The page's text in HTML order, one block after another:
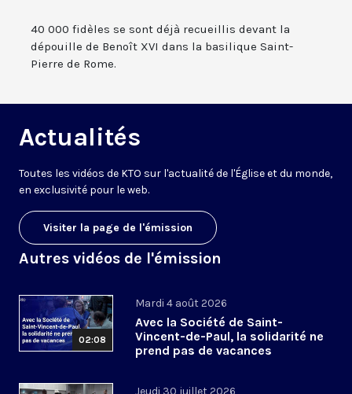
40 000 fidèles se sont déjà recueillis devant la
dépouille de Benoît XVI dans la basilique Saint-
Pierre de Rome.
Actualités
Toutes les vidéos de KTO sur l'actualité de l'Église et du monde,
en exclusivité pour le web.
Visiter la page de l'émission
Autres vidéos de l'émission
02:08
Mardi 4 août 2026
Avec la Société de Saint-
Vincent-de-Paul, la solidarité ne
prend pas de vacances
Jeudi 30 juillet 2026